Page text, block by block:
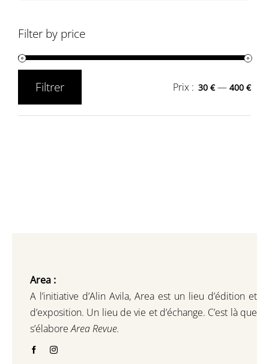
Filter by price
Filtrer Prix : 30 €—400 €
Area :
A l’initiative d’Alin Avila, Area est un lieu d’édition et
d’exposition. Un lieu de vie et d’échange. C’est là que
s’élaboreArea Revue.